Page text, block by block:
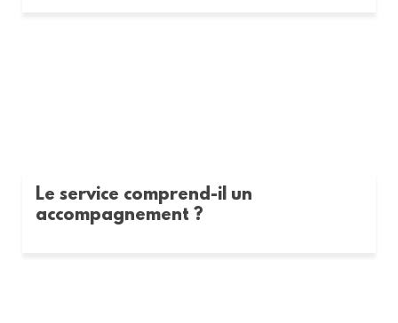
Le service comprend-il un
accompagnement ?